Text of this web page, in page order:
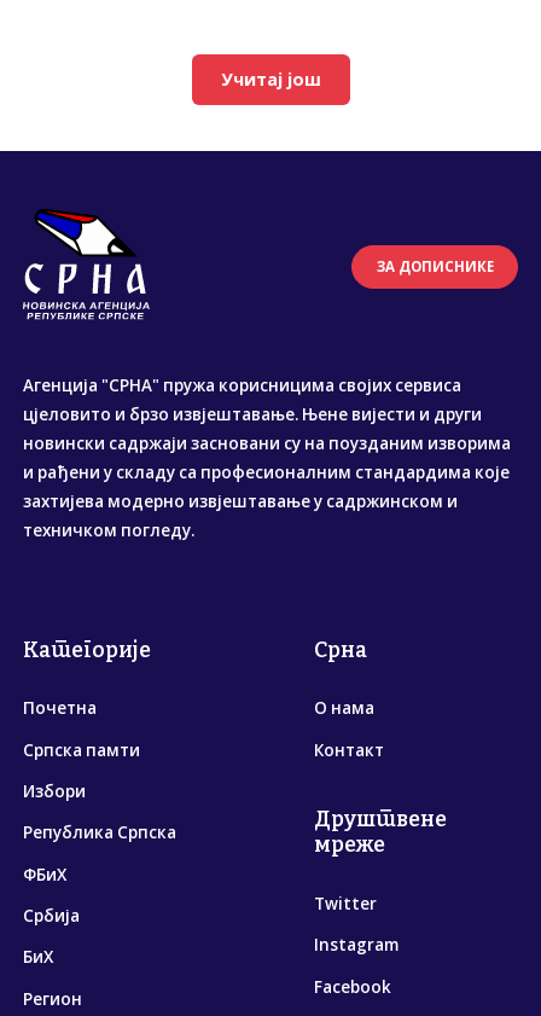
Учитај још
ЗА ДОПИСНИКЕ
Агенција "СРНА" пружа корисницима својих сервиса
цјеловито и брзо извјештавање. Њене вијести и други
новински садржаји засновани су на поузданим изворима
и рађени у складу са професионалним стандардима које
захтијева модерно извјештавање у садржинском и
техничком погледу.
Категорије
Почетна
Српска памти
Избори
Република Српска
ФБиХ
Србија
БиХ
Регион
Срна
О нама
Контакт
Друштвене
мреже
Twitter
Instagram
Facebook